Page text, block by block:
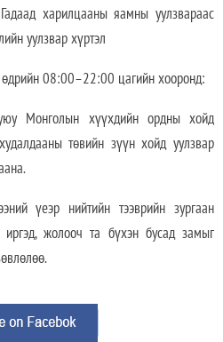
харилцааны яамны уулзвараас
уулзвар хүртэл
өдрийн 08:00–22:00 цагийн хооронд:
Монголын хүүхдийн ордны хойд
төвийн зүүн хойд уулзвар
үеэр нийтийн тээврийн зургаан
жолооч та бүхэн бусад замыг